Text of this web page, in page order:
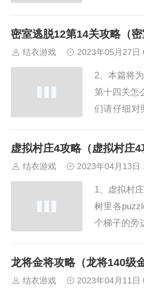
殊关卡攻略
边地上拿到
棍子，拿到
密室逃脱12第14关攻略（密
结衣游戏 2023年05月27日
2、本篇将
第十四关怎
们请仔细对
的石头。4
脱11第14
面...
虚拟村庄4攻略（虚拟村庄4
结衣游戏 2023年04月13日
1、虚拟村
树里各
个梯子的旁
（石头烧红
龙将金将攻略（龙将140级
结衣游戏 2023年04月11日